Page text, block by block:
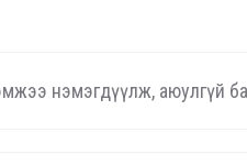
нэмэгдүүлж, аюулгүй